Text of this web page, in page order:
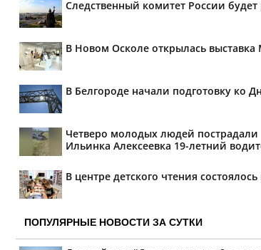
Следственный комитет России
В Новом Осколе открылась
В Белгороде начали подготовку ко
Четверо молодых людей пострадали
Ильинка Алексеевка 19-летний
В центре детского чтения
ПОПУЛЯРНЫЕ НОВОСТИ ЗА СУТКИ